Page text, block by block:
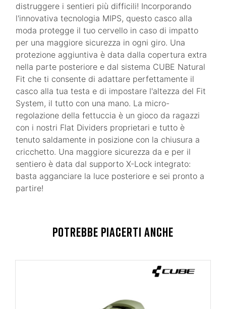
distruggere i sentieri più difficili! Incorporando
l'innovativa tecnologia MIPS, questo casco alla
moda protegge il tuo cervello in caso di impatto
per una maggiore sicurezza in ogni giro. Una
protezione aggiuntiva è data dalla copertura extra
nella parte posteriore e dal sistema CUBE Natural
Fit che ti consente di adattare perfettamente il
casco alla tua testa e di impostare l'altezza del Fit
System, il tutto con una mano. La micro-
regolazione della fettuccia è un gioco da ragazzi
con i nostri Flat Dividers proprietari e tutto è
tenuto saldamente in posizione con la chiusura a
cricchetto. Una maggiore sicurezza da e per il
sentiero è data dal supporto X-Lock integrato:
basta agganciare la luce posteriore e sei pronto a
partire!
POTREBBE PIACERTI ANCHE